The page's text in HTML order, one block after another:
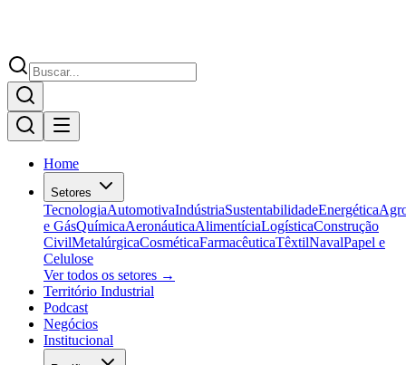
Home
Setores
TecnologiaAutomotivaIndústriaSustentabilidadeEnergética
e GásQuímicaAeronáuticaAlimentíciaLogísticaConstrução
CivilMetalúrgicaCosméticaFarmacêuticaTêxtilNavalPapel e
Celulose
Ver todos os setores →
Território Industrial
Podcast
Negócios
Institucional